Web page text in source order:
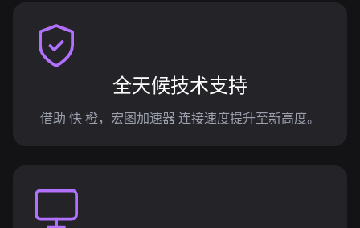
全天候技术支持
借助 快 橙，宏图加速器 连接速度提升至新高度。